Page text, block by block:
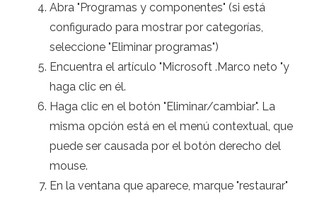
Abra "Programas y componentes" (si está
configurado para mostrar por categorías,
seleccione "Eliminar programas")
Encuentra el artículo "Microsoft .Marco neto "y
haga clic en él.
Haga clic en el botón "Eliminar/cambiar". La
misma opción está en el menú contextual, que
puede ser causada por el botón derecho del
mouse.
En la ventana que aparece, marque "restaurar"